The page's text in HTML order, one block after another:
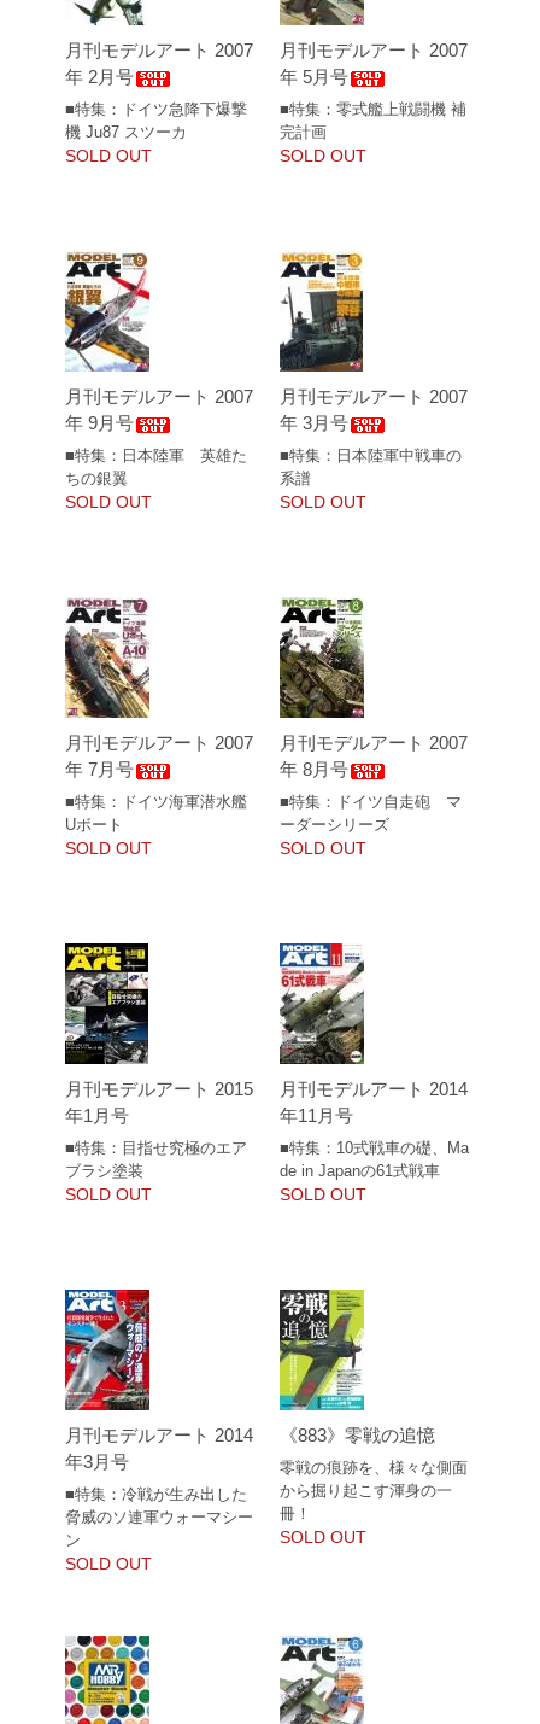
月刊モデルアート 2007
年 2月号
■特集：ドイツ急降下爆撃
機 Ju87 スツーカ
SOLD OUT
月刊モデルアート 2007
年 5月号
■特集：零式艦上戦闘機 補
完計画
SOLD OUT
月刊モデルアート 2007
年 9月号
■特集：日本陸軍 英雄た
ちの銀翼
SOLD OUT
月刊モデルアート 2007
年 3月号
■特集：日本陸軍中戦車の
系譜
SOLD OUT
月刊モデルアート 2007
年 7月号
■特集：ドイツ海軍潜水艦
Uボート
SOLD OUT
月刊モデルアート 2007
年 8月号
■特集：ドイツ自走砲 マ
ーダーシリーズ
SOLD OUT
月刊モデルアート 2015
年1月号
■特集：目指せ究極のエア
ブラシ塗装
SOLD OUT
月刊モデルアート 2014
年11月号
■特集：10式戦車の礎、Ma
de in Japanの61式戦車
SOLD OUT
月刊モデルアート 2014
年3月号
■特集：冷戦が生み出した
脅威のソ連軍ウォーマシー
ン
SOLD OUT
《883》零戦の追憶
零戦の痕跡を、様々な側面
から掘り起こす渾身の一
冊！
SOLD OUT